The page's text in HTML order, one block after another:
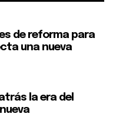
de reforma para
una nueva
la era del